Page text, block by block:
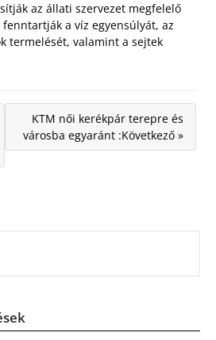
az állati szervezet megfelelő
a víz egyensúlyát, az
termelését, valamint a sejtek
KTM női kerékpár terepre és
városba egyaránt :Következő »